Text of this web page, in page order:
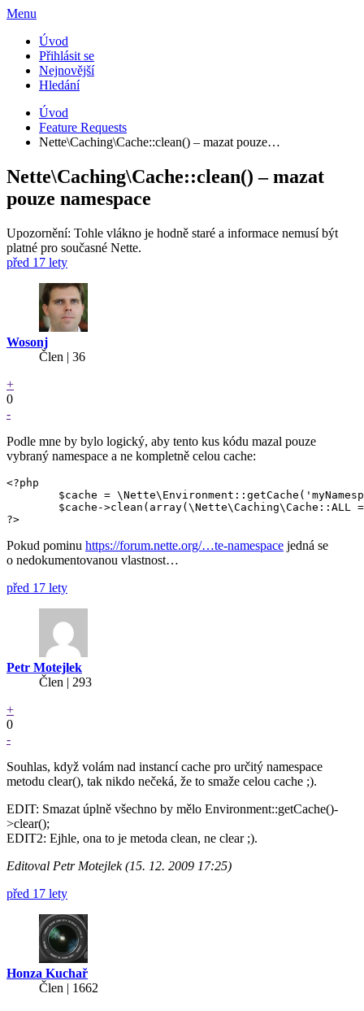
Menu
Úvod
Přihlásit se
Nejnovější
Hledání
Úvod
Feature Requests
Nette\Caching\Cache::clean() – mazat pouze…
Nette\Caching\Cache::clean() – mazat
pouze namespace
Upozornění: Tohle vlákno je hodně staré a informace nemusí být
platné pro současné Nette.
před 17 lety
Wosonj
Člen | 36
+
0
-
Podle mne by bylo logický, aby tento kus kódu mazal pouze
vybraný namespace a ne kompletně celou cache:
<?php
?>
Pokud pominu https://forum.nette.org/…te-namespace jedná se
o nedokumentovanou vlastnost…
před 17 lety
Petr Motejlek
Člen | 293
+
0
-
Souhlas, když volám nad instancí cache pro určitý namespace
metodu clear(), tak nikdo nečeká, že to smaže celou cache ;).
EDIT: Smazat úplně všechno by mělo Environment::getCache()-
>clear();
EDIT2: Ejhle, ona to je metoda clean, ne clear ;).
Editoval Petr Motejlek (15. 12. 2009 17:25)
před 17 lety
Honza Kuchař
Člen | 1662